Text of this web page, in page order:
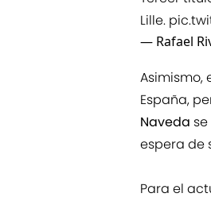
Lille.
— Rafael
Asimismo,
España,
Naveda
espera de
Para el